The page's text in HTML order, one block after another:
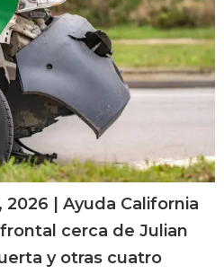
2026 | Ayuda California
cerca de Julian
y otras cuatro